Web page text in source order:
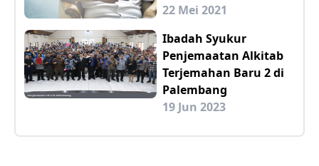
22 Mei 2021
Ibadah Syukur
Penjemaatan Alkitab
Terjemahan Baru 2 di
Palembang
19 Jun 2023